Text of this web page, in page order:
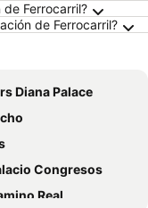
Ferrocarril?
de Ferrocarril?
Diana Palace
Congresos
Real